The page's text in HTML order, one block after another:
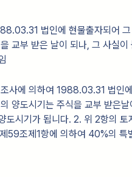
법인에 현물출자되어
교부 받은 날이 되나, 그 사실
사에 의하여 1988.03.31 법인
양도시기는 주식을 교부 받은
도시기가 됩니다. 2. 위 2항의
59조제1항에 의하여 40%의 특